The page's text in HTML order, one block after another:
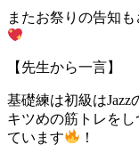
またお祭りの告知
【先生から一言】
基礎練は初級は
キツめの筋トレを
ています
！